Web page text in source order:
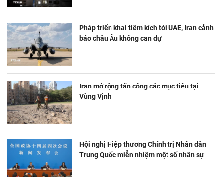
Pháp triển khai tiêm kích tới UAE, Iran cảnh
báo châu Âu không can dự
Iran mở rộng tấn công các mục tiêu tại
Vùng Vịnh
Hội nghị Hiệp thương Chính trị Nhân dân
Trung Quốc miễn nhiệm một số nhân sự